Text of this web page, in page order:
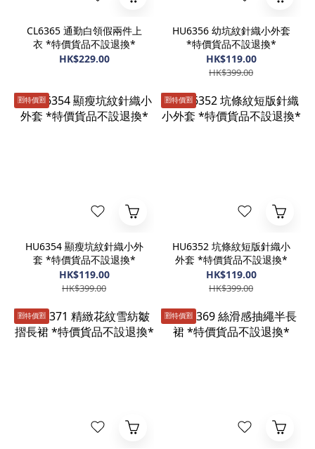
CL6365 通勤白領假兩件上
衣 *特價貨品不設退換*
HK$229.00
HU6356 幼坑紋針織小外套
*特價貨品不設退換*
HK$119.00
HK$399.00
🈹️特價🈹️
HU6354 顯瘦坑紋針織小外
套 *特價貨品不設退換*
HK$119.00
HK$399.00
🈹️特價🈹️
HU6352 坑條紋短版針織小
外套 *特價貨品不設退換*
HK$119.00
HK$399.00
🈹️特價🈹️ 🈹️特價🈹️